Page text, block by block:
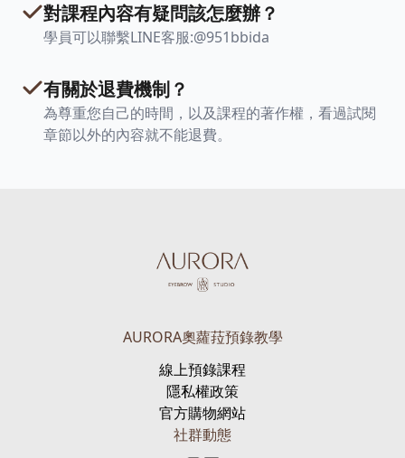
對課程內容有疑問該怎麼辦？
學員可以聯繫LINE客服:@951bbida
有關於退費機制？
為尊重您自己的時間，以及課程的著作權，看過試閱
章節以外的內容就不能退費。
AURORA奧蘿菈預錄教學
線上預錄課程
隱私權政策
官方購物網站
社群動態